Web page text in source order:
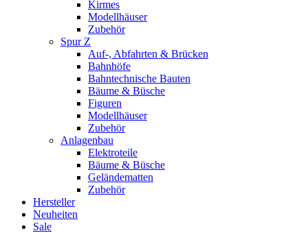
Kirmes
Modellhäuser
Zubehör
Spur Z
Auf-, Abfahrten & Brücken
Bahnhöfe
Bahntechnische Bauten
Bäume & Büsche
Figuren
Modellhäuser
Zubehör
Anlagenbau
Elektroteile
Bäume & Büsche
Geländematten
Zubehör
Hersteller
Neuheiten
Sale